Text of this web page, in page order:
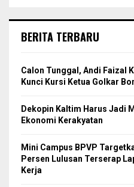
BERITA TERBARU
Calon Tunggal, Andi Faizal
Kunci Kursi Ketua Golkar
Dekopin Kaltim Harus Jadi
Ekonomi Kerakyatan
Mini Campus BPVP
Persen Lulusan Terserap
Kerja